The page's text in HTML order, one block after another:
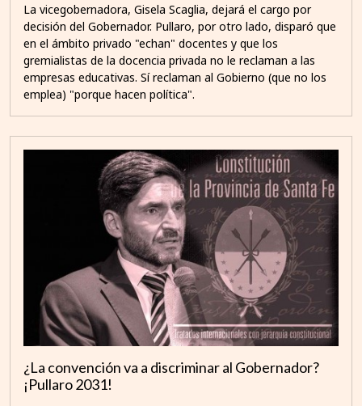
La vicegobernadora, Gisela Scaglia, dejará el cargo por
decisión del Gobernador. Pullaro, por otro lado, disparó que
en el ámbito privado "echan" docentes y que los
gremialistas de la docencia privada no le reclaman a las
empresas educativas. Sí reclaman al Gobierno (que no los
emplea) "porque hacen política".
¿La convención va a discriminar al Gobernador?
¡Pullaro 2031!